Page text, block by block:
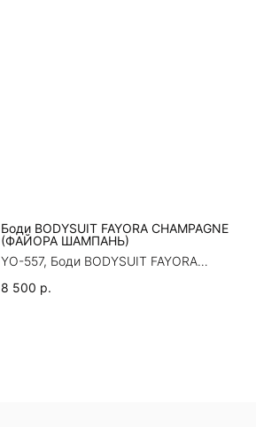
Боди BODYSUIT FAYORA CHAMPAGNE
(ФАЙОРА ШАМПАНЬ)
YO-557, Боди BODYSUIT FAYORA
8 500 р.